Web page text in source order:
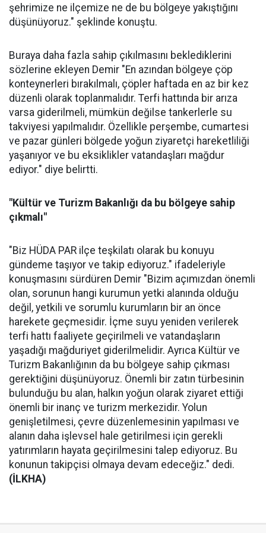
şehrimize ne ilçemize ne de bu bölgeye yakıştığını
düşünüyoruz." şeklinde konuştu.
Buraya daha fazla sahip çıkılmasını beklediklerini
sözlerine ekleyen Demir "En azından bölgeye çöp
konteynerleri bırakılmalı, çöpler haftada en az bir kez
düzenli olarak toplanmalıdır. Terfi hattında bir arıza
varsa giderilmeli, mümkün değilse tankerlerle su
takviyesi yapılmalıdır. Özellikle perşembe, cumartesi
ve pazar günleri bölgede yoğun ziyaretçi hareketliliği
yaşanıyor ve bu eksiklikler vatandaşları mağdur
ediyor." diye belirtti.
"Kültür ve Turizm Bakanlığı da bu bölgeye sahip
çıkmalı"
"Biz HÜDA PAR ilçe teşkilatı olarak bu konuyu
gündeme taşıyor ve takip ediyoruz." ifadeleriyle
konuşmasını sürdüren Demir "Bizim açımızdan önemli
olan, sorunun hangi kurumun yetki alanında olduğu
değil, yetkili ve sorumlu kurumların bir an önce
harekete geçmesidir. İçme suyu yeniden verilerek
terfi hattı faaliyete geçirilmeli ve vatandaşların
yaşadığı mağduriyet giderilmelidir. Ayrıca Kültür ve
Turizm Bakanlığının da bu bölgeye sahip çıkması
gerektiğini düşünüyoruz. Önemli bir zatın türbesinin
bulunduğu bu alan, halkın yoğun olarak ziyaret ettiği
önemli bir inanç ve turizm merkezidir. Yolun
genişletilmesi, çevre düzenlemesinin yapılması ve
alanın daha işlevsel hale getirilmesi için gerekli
yatırımların hayata geçirilmesini talep ediyoruz. Bu
konunun takipçisi olmaya devam edeceğiz." dedi.
(İLKHA)